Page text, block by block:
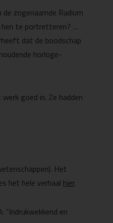
zogenaamde Radium
hen te portretteren? …
dat de boodschap
horloge-
goed in. Ze hadden
Het
het hele verhaal hier.
“Indrukwekkend en